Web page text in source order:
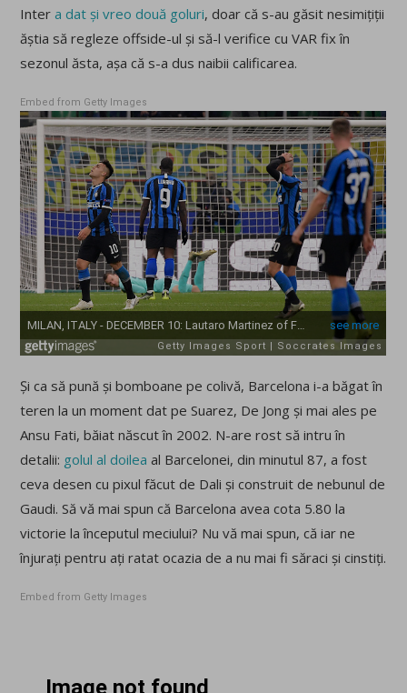
Intera dat și vreo două goluri, doar că s-au găsit nesimițiții
ăștia să regleze offside-ul și să-l verifice cu VAR fix în
sezonul ăsta, așa că s-a dus naibii calificarea.
Embed from Getty Images
Și ca să pună și bomboane pe colivă, Barcelona i-a băgat în
teren la un moment dat pe Suarez, De Jong și mai ales pe
Ansu Fati, băiat născut în 2002. N-are rost să intru în
detalii: golul al doilea al Barcelonei, din minutul 87, a fost
ceva desen cu pixul făcut de Dali și construit de nebunul de
Gaudi. Să vă mai spun că Barcelona avea cota 5.80 la
victorie la începutul meciului? Nu vă mai spun, că iar ne
înjurați pentru ați ratat ocazia de a nu mai fi săraci și cinstiți.
Embed from Getty Images